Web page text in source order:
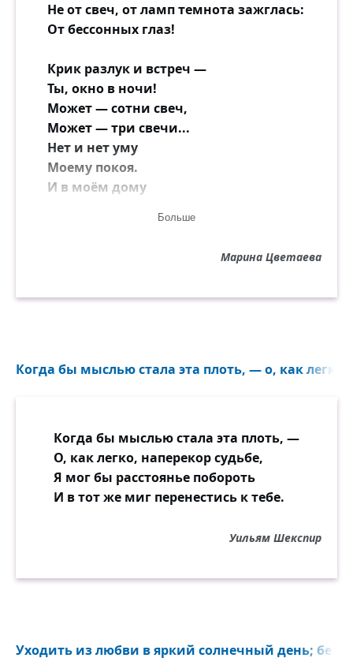
Не от свеч, от ламп темнота зажглась:
От бессонных глаз!
Крик разлук и встреч —
Ты, окно в ночи!
Может — сотни свеч,
Может — три свечи...
Нет и нет уму
Моему покоя.
И в моём дому
Больше
Марина Цветаева
Когда бы мыслью стала эта плоть, — о, как легко,
Когда бы мыслью стала эта плоть, —
О, как легко, наперекор судьбе,
Я мог бы расстоянье побороть
И в тот же миг перенестись к тебе.
Уильям Шекспир
Уходить из любви в яркий солнечный день;